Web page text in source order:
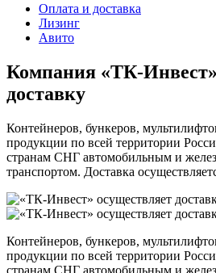
Оплата и доставка
Лизинг
Авито
Компания «ТК-
доставку
Контейнеров, бункеров,
продукции по всей территории
странам СНГ автомобильным и
транспортом. Доставка
Контейнеров, бункеров,
продукции по всей территории
странам СНГ автомобильным и